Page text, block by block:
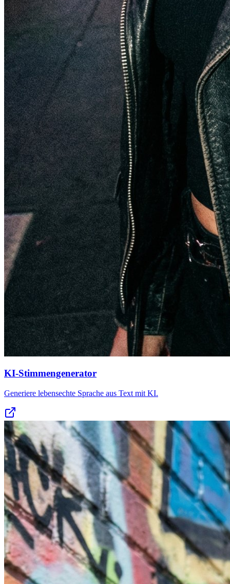
KI-Stimmengenerator
Generiere lebensechte Sprache aus Text mit KI.